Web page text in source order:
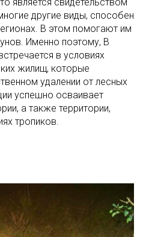
другие виды, способен
В этом помогают им
Именно поэтому, В
в условиях
жилищ, которые
удалении от лесных
успешно осваивает
а также территории,
тропиков.